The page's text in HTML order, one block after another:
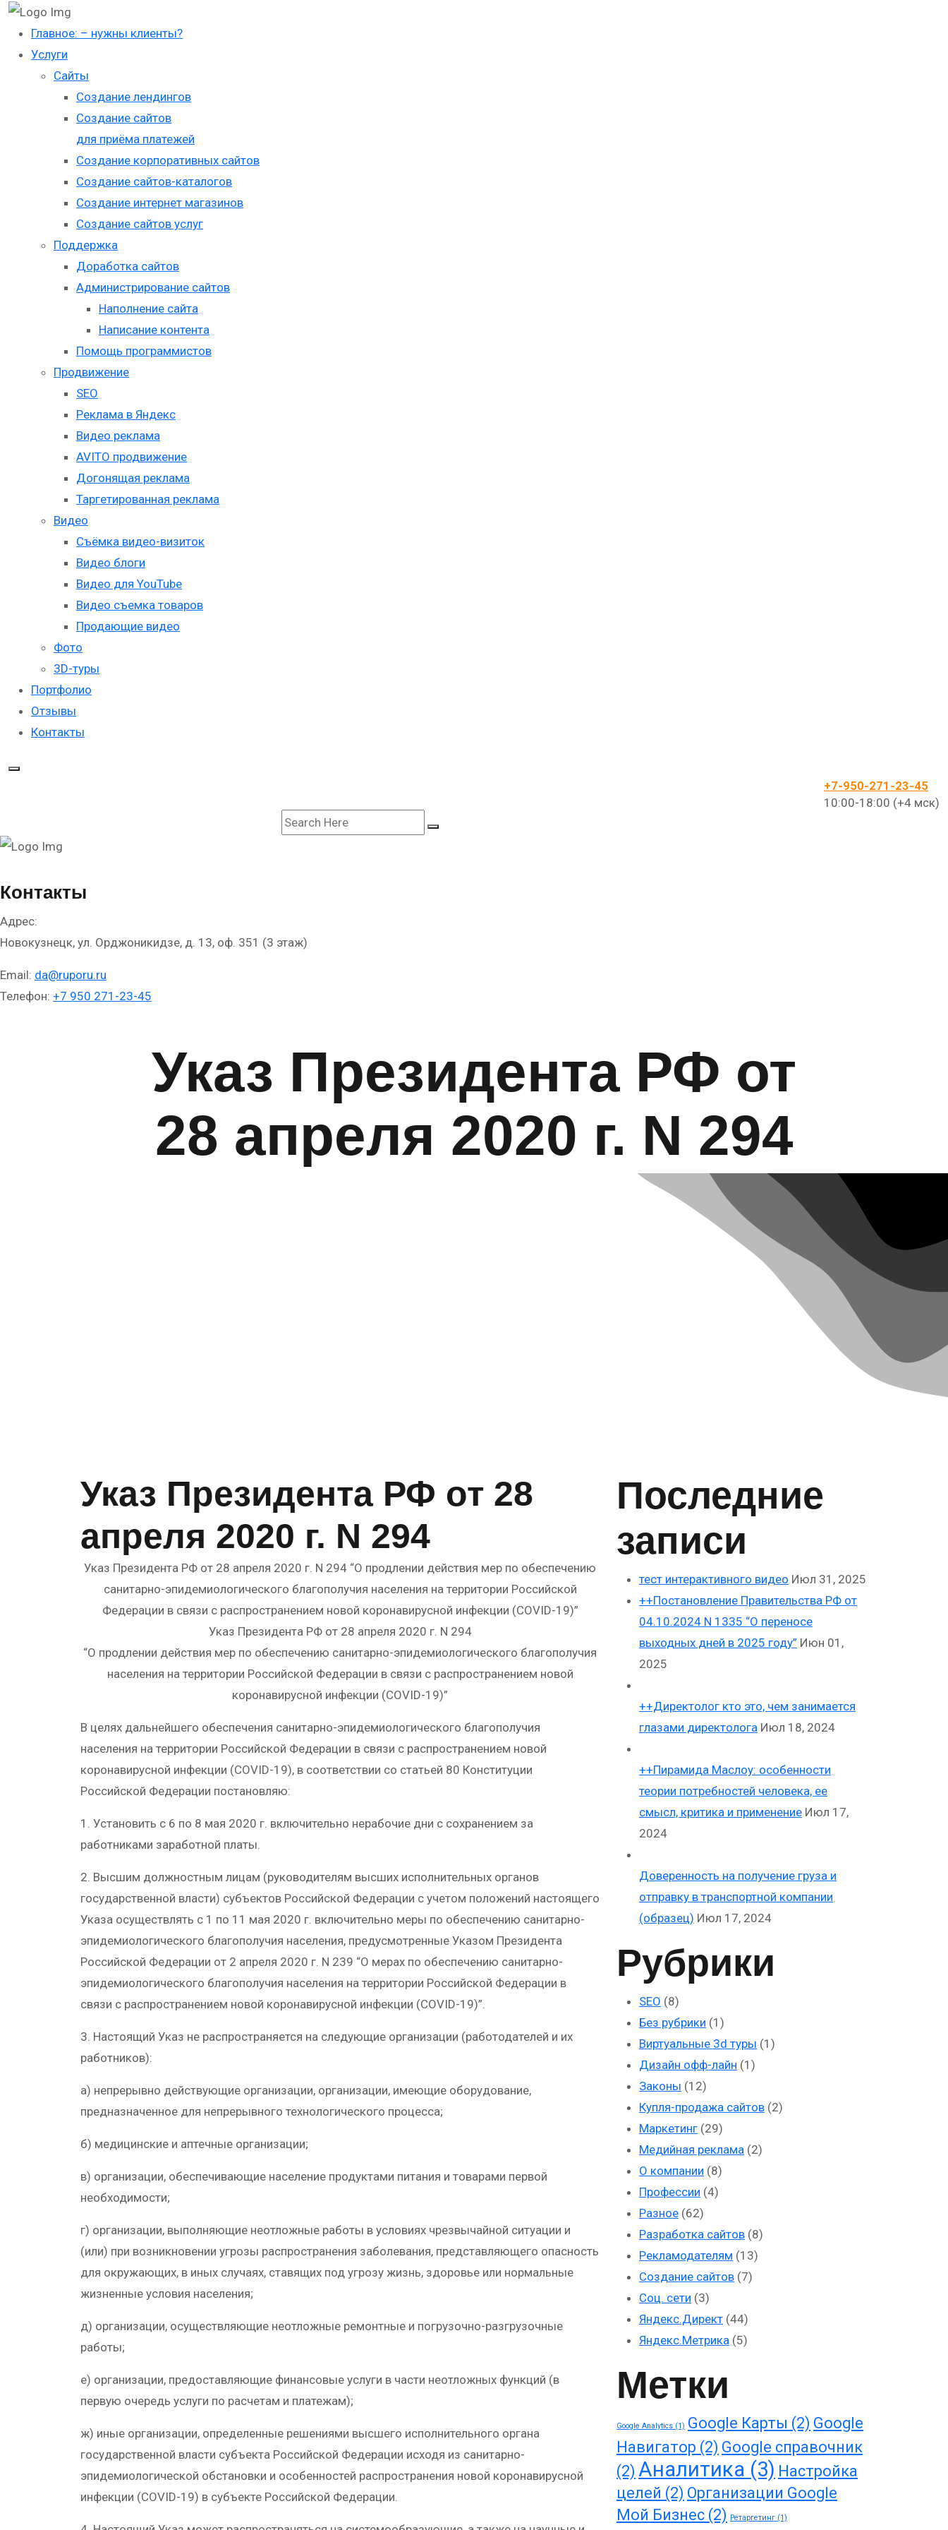
Главное: – нужны клиенты?
Услуги
Сайты
Создание лендингов
Создание сайтов
для приёма платежей
Создание корпоративных сайтов
Создание сайтов-каталогов
Создание интернет магазинов
Создание сайтов услуг
Поддержка
Доработка сайтов
Администрирование сайтов
Наполнение сайта
Написание контента
Помощь программистов
Продвижение
SEO
Реклама в Яндекс
Видео реклама
AVITO продвижение
Догонящая реклама
Таргетированная реклама
Видео
Съёмка видео-визиток
Видео блоги
Видео для YouTube
Видео съемка товаров
Продающие видео
Фото
3D-туры
Портфолио
Отзывы
Контакты
+7-950-271-23-45
10:00-18:00 (+4 мск)
Поиск
Контакты
Адрес:
Новокузнецк, ул. Орджоникидзе, д. 13, оф. 351 (3 этаж)
Email: da@ruporu.ru
Телефон: +7 950 271-23-45
Указ Президента РФ от
28 апреля 2020 г. N 294
Указ Президента РФ от 28
апреля 2020 г. N 294
Указ Президента РФ от 28 апреля 2020 г. N 294 “О продлении действия мер по обеспечению
санитарно-эпидемиологического благополучия населения на территории Российской
Федерации в связи с распространением новой коронавирусной инфекции (COVID-19)”
Указ Президента РФ от 28 апреля 2020 г. N 294
“О продлении действия мер по обеспечению санитарно-эпидемиологического благополучия
населения на территории Российской Федерации в связи с распространением новой
коронавирусной инфекции (COVID-19)”
В целях дальнейшего обеспечения санитарно-эпидемиологического благополучия
населения на территории Российской Федерации в связи с распространением новой
коронавирусной инфекции (COVID-19), в соответствии со статьей 80 Конституции
Российской Федерации постановляю:
1. Установить с 6 по 8 мая 2020 г. включительно нерабочие дни с сохранением за
работниками заработной платы.
2. Высшим должностным лицам (руководителям высших исполнительных органов
государственной власти) субъектов Российской Федерации с учетом положений настоящего
Указа осуществлять с 1 по 11 мая 2020 г. включительно меры по обеспечению санитарно-
эпидемиологического благополучия населения, предусмотренные Указом Президента
Российской Федерации от 2 апреля 2020 г. N 239 “О мерах по обеспечению санитарно-
эпидемиологического благополучия населения на территории Российской Федерации в
связи с распространением новой коронавирусной инфекции (COVID-19)”.
3. Настоящий Указ не распространяется на следующие организации (работодателей и их
работников):
а) непрерывно действующие организации, организации, имеющие оборудование,
предназначенное для непрерывного технологического процесса;
б) медицинские и аптечные организации;
в) организации, обеспечивающие население продуктами питания и товарами первой
необходимости;
г) организации, выполняющие неотложные работы в условиях чрезвычайной ситуации и
(или) при возникновении угрозы распространения заболевания, представляющего опасность
для окружающих, в иных случаях, ставящих под угрозу жизнь, здоровье или нормальные
жизненные условия населения;
д) организации, осуществляющие неотложные ремонтные и погрузочно-разгрузочные
работы;
е) организации, предоставляющие финансовые услуги в части неотложных функций (в
первую очередь услуги по расчетам и платежам);
ж) иные организации, определенные решениями высшего исполнительного органа
государственной власти субъекта Российской Федерации исходя из санитарно-
эпидемиологической обстановки и особенностей распространения новой коронавирусной
инфекции (COVID-19) в субъекте Российской Федерации.
Последние
записи
тест интерактивного видео Июл 31, 2025
++Постановление Правительства РФ от
04.10.2024 N 1335 “О переносе
выходных дней в 2025 году” Июн 01,
2025
++Директолог кто это, чем занимается
глазами директолога Июл 18, 2024
++Пирамида Маслоу: особенности
теории потребностей человека, ее
смысл, критика и применение Июл 17,
2024
Доверенность на получение груза и
отправку в транспортной компании
(образец) Июл 17, 2024
Рубрики
SEO (8)
Без рубрики (1)
Виртуальные 3d туры (1)
Дизайн офф-лайн (1)
Законы (12)
Купля-продажа сайтов (2)
Маркетинг (29)
Медийная реклама (2)
О компании (8)
Профессии (4)
Разное (62)
Разработка сайтов (8)
Рекламодателям (13)
Создание сайтов (7)
Соц. сети (3)
Яндекс.Директ (44)
Яндекс.Метрика (5)
Метки
Google Analytics (1) Google Карты (2) Google
Навигатор (2) Google справочник
(2) Аналитика (3) Настройка
целей (2) Организации Google
Мой Бизнес (2) Ретаргетинг (1)